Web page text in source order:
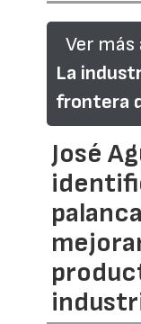
Ver
La
frontera
José